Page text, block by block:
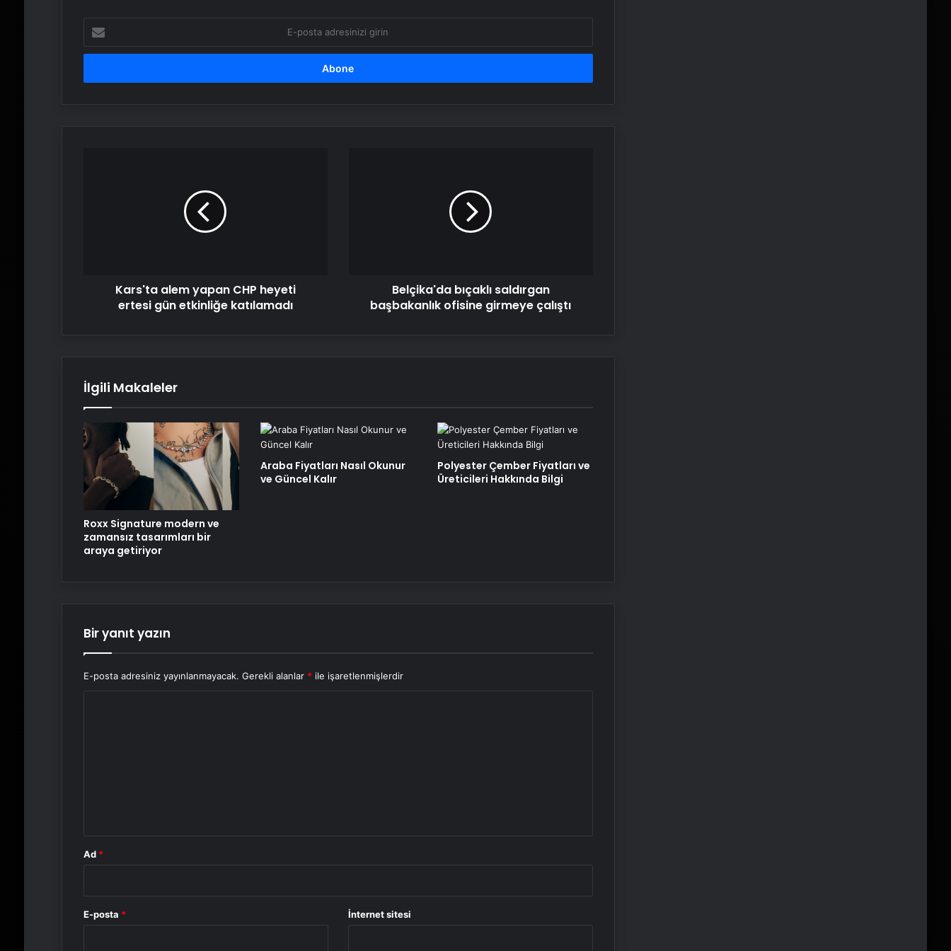
posta
adresinizi
Kars'ta alem yapan CHP heyeti
ertesi gün etkinliğe katılamadı
Belçika'da bıçaklı saldırgan
başbakanlık ofisine girmeye çalıştı
İlgili Makaleler
Roxx Signature modern ve
zamansız tasarımları bir
araya getiriyor
Araba Fiyatları Nasıl Okunur
ve Güncel Kalır
Polyester Çember Fiyatları ve
Üreticileri Hakkında Bilgi
Bir yanıt yazın
E-posta adresiniz yayınlanmayacak. Gerekli alanlar * ile işaretlenmişlerdir
Ad *
E-posta * İnternet sitesi